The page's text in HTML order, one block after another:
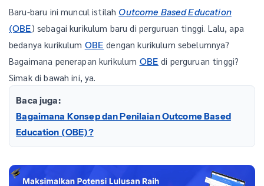
Baru-baru ini muncul istilah Outcome Based Education
(OBE) sebagai kurikulum baru di perguruan tinggi. Lalu, apa
bedanya kurikulum OBE dengan kurikulum sebelumnya?
Bagaimana penerapan kurikulum OBE di perguruan tinggi?
Simak di bawah ini, ya.
Baca juga:
Bagaimana Konsep dan Penilaian Outcome Based
Education (OBE)?